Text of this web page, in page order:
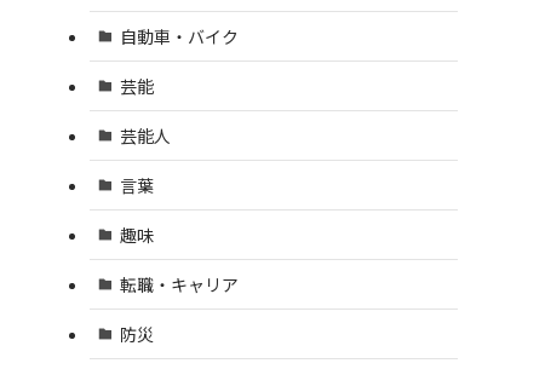
自動車・バイク
芸能
芸能人
言葉
趣味
転職・キャリア
防災